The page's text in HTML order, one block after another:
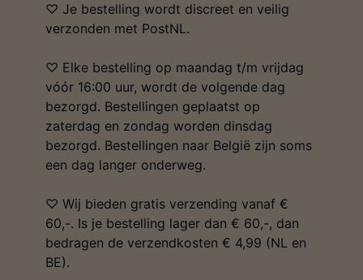
♡ Je bestelling wordt discreet en veilig
verzonden met PostNL.
♡ Elke bestelling op maandag t/m vrijdag
vóór 16:00 uur, wordt de volgende dag
bezorgd. Bestellingen geplaatst op
zaterdag en zondag worden dinsdag
bezorgd. Bestellingen naar België zijn soms
een dag langer onderweg.
♡ Wij bieden gratis verzending vanaf €
60,-. Is je bestelling lager dan € 60,-, dan
bedragen de verzendkosten € 4,99 (NL en
BE).